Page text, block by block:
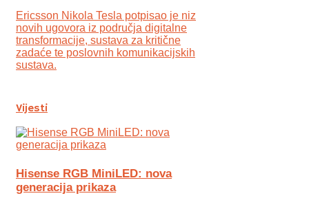
Ericsson Nikola Tesla potpisao je niz
novih ugovora iz područja digitalne
transformacije, sustava za kritične
zadaće te poslovnih komunikacijskih
sustava.
Vijesti
Hisense RGB MiniLED: nova
generacija prikaza